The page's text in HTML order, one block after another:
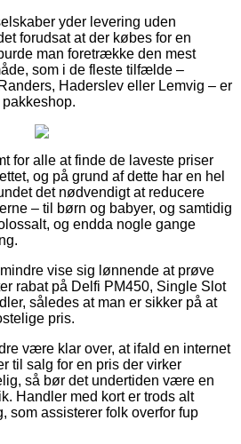
yder levering uden
forudsat at der købes for en
man foretrække den mest
som i de fleste tilfælde –
Haderslev eller Lemvig – er
for alle at finde de laveste priser
og på grund af dette har en hel
det nødvendigt at reducere
– til børn og babyer, og samtidig
og endda nogle gange
vise sig lønnende at prøve
rabat på Delfi PM450, Single Slot
således at man er sikker på at
pris.
være klar over, at ifald en internet
til salg for en pris der virker
så bør det undertiden være en
Handler med kort er trods alt
som assisterer folk overfor fup